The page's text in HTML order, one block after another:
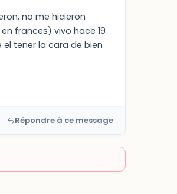
no me hicieron
frances) vivo hace 19
tener la cara de bien
Répondre à ce message